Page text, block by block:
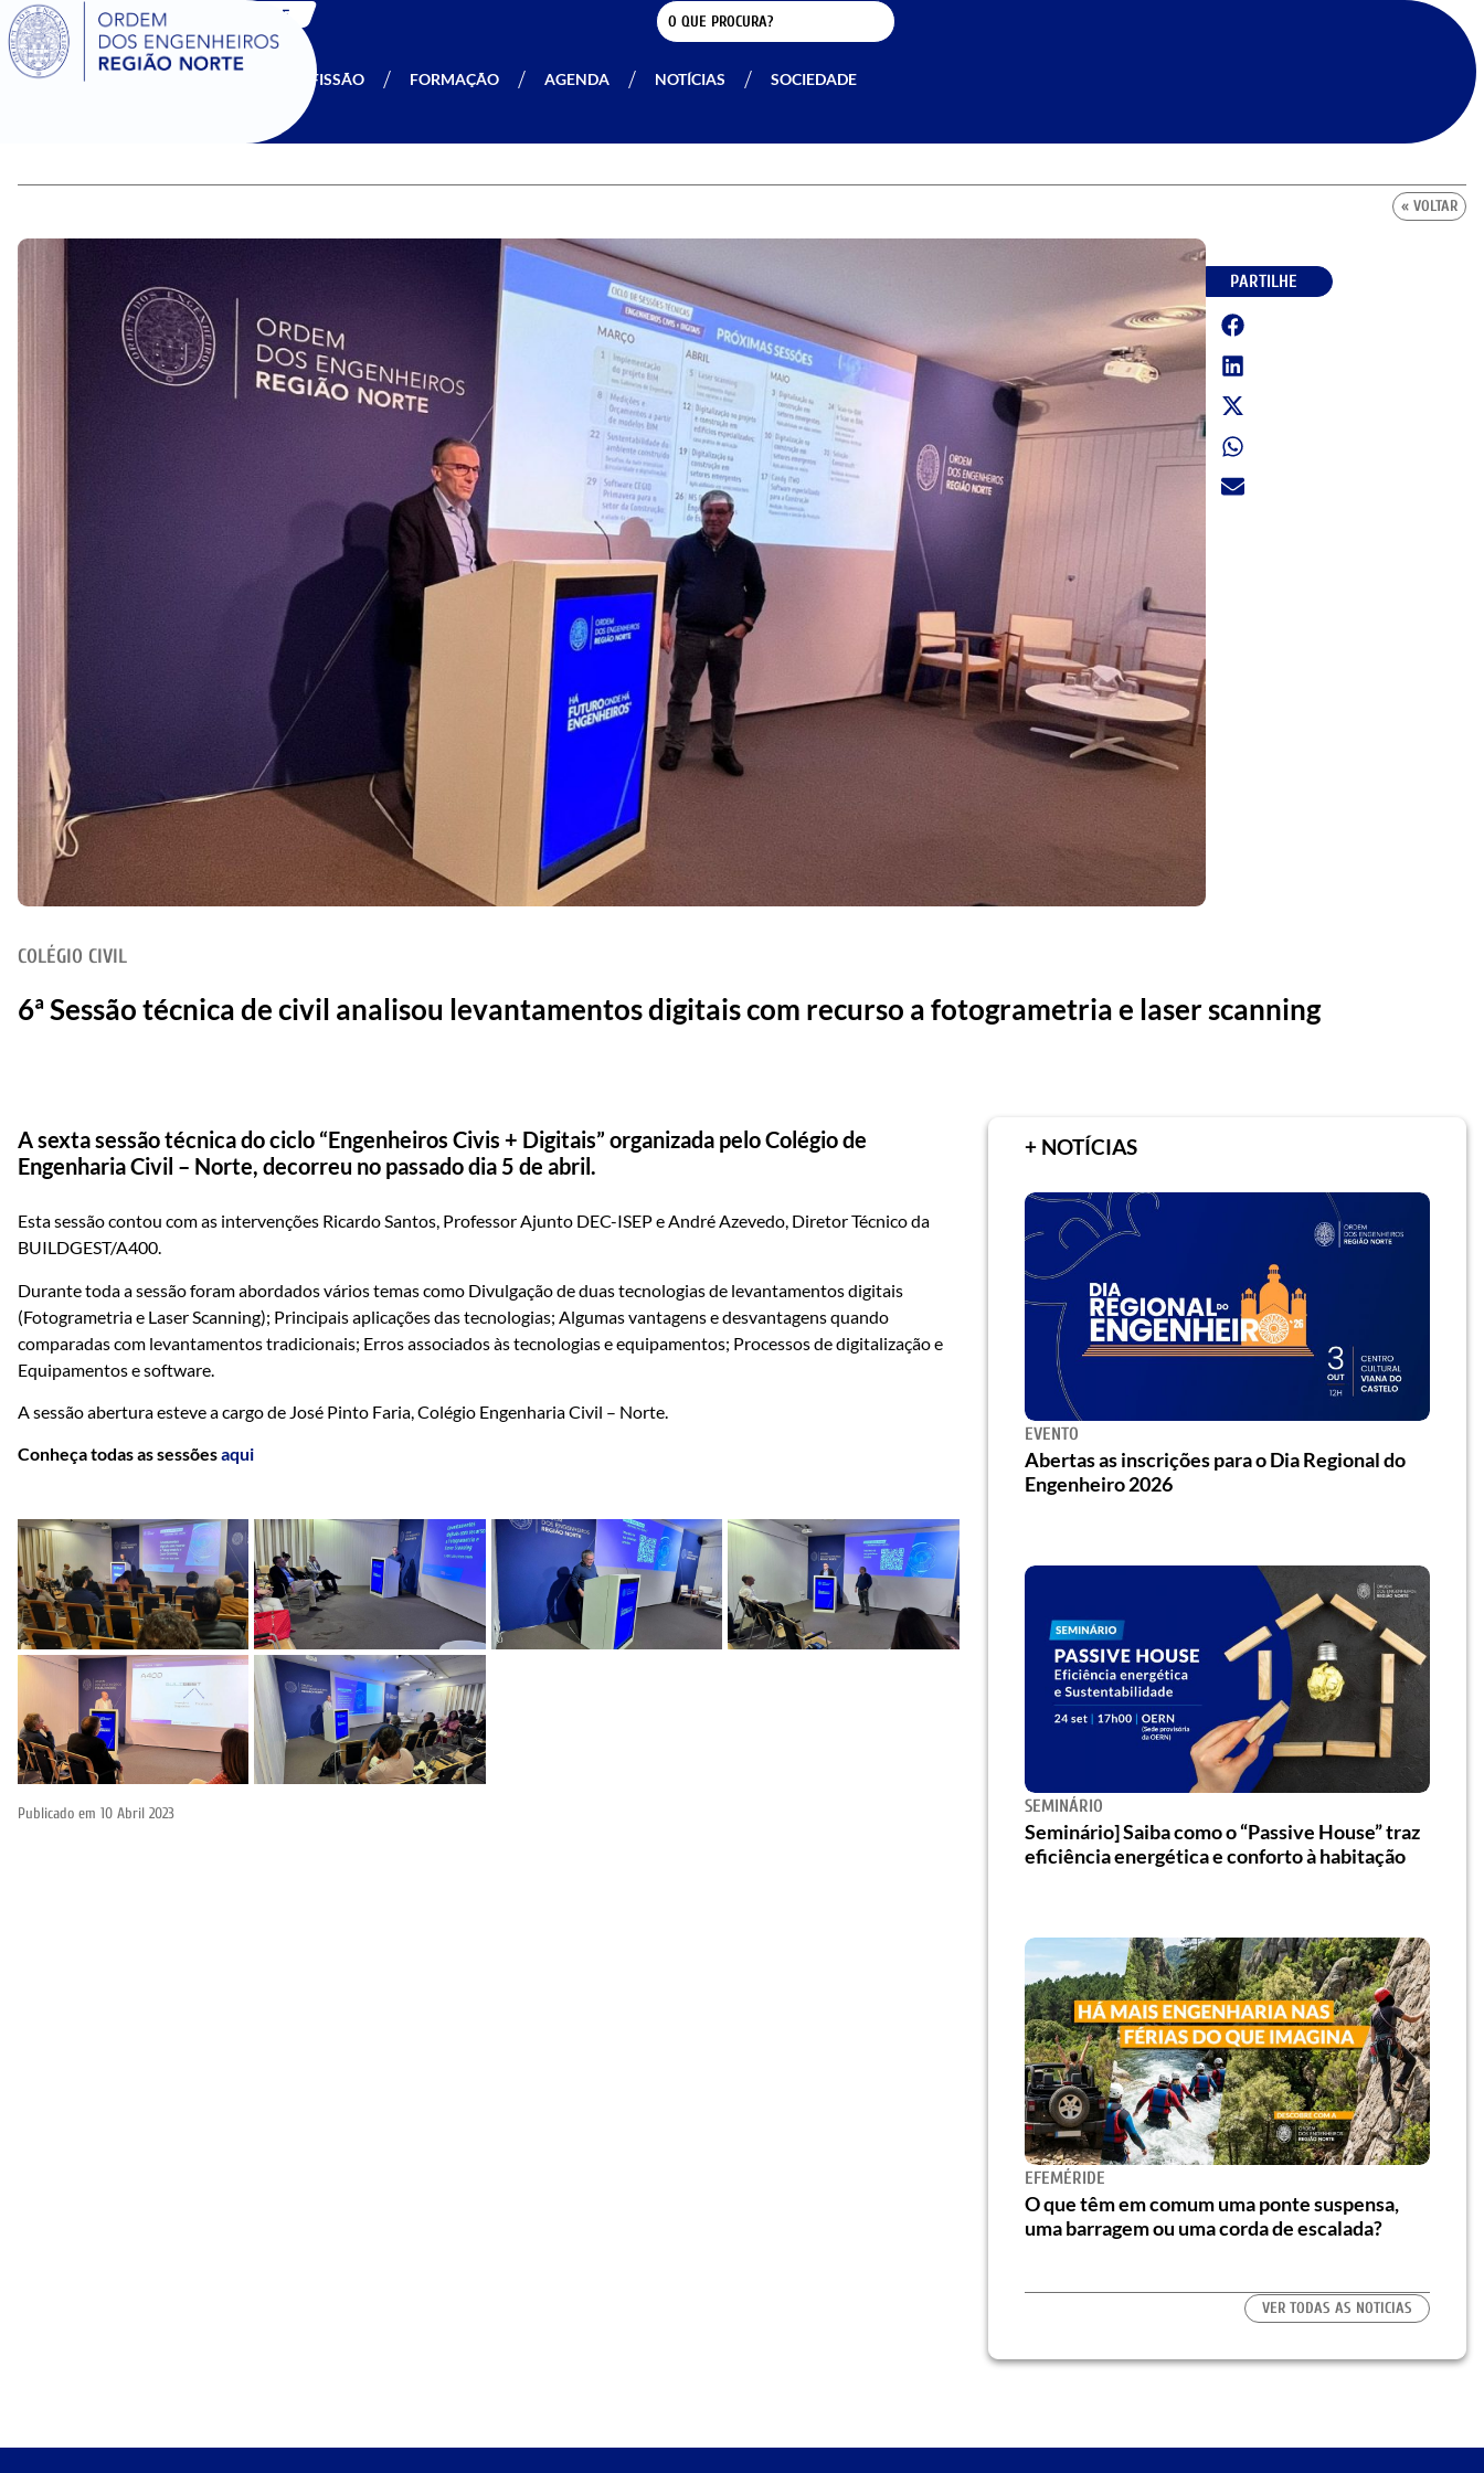
SIGOE
A OERN PROFISSÃO FORMAÇÃO AGENDA NOTÍCIAS SOCIEDADE
« VOLTAR
PARTILHE
COLÉGIO CIVIL
6ª Sessão técnica de civil analisou levantamentos digitais com recurso a fotogrametria e laser scanning
A sexta sessão técnica do ciclo “Engenheiros Civis + Digitais” organizada pelo Colégio de
Engenharia Civil – Norte, decorreu no passado dia 5 de abril.
Esta sessão contou com as intervenções Ricardo Santos, Professor Ajunto DEC-ISEP e André Azevedo, Diretor Técnico da
BUILDGEST/A400.
Durante toda a sessão foram abordados vários temas como Divulgação de duas tecnologias de levantamentos digitais
(Fotogrametria e Laser Scanning); Principais aplicações das tecnologias; Algumas vantagens e desvantagens quando
comparadas com levantamentos tradicionais; Erros associados às tecnologias e equipamentos; Processos de digitalização e
Equipamentos e software.
A sessão abertura esteve a cargo de José Pinto Faria, Colégio Engenharia Civil – Norte.
Conheça todas as sessõesaqui
Publicado em 10 Abril 2023
+ NOTÍCIAS
EVENTO
Abertas as inscrições para o Dia Regional do
Engenheiro 2026
SEMINÁRIO
Seminário] Saiba como o “Passive House” traz
eficiência energética e conforto à habitação
EFEMÉRIDE
O que têm em comum uma ponte suspensa,
uma barragem ou uma corda de escalada?
VER TODAS AS NOTICIAS